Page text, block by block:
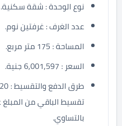
نوع الوحدة : شقة سكنية.
عدد الغرف : غرفتين نوم.
المساحة : 175 متر مربع.
السعر : 6,001,597 جنية.
بالتساوي.